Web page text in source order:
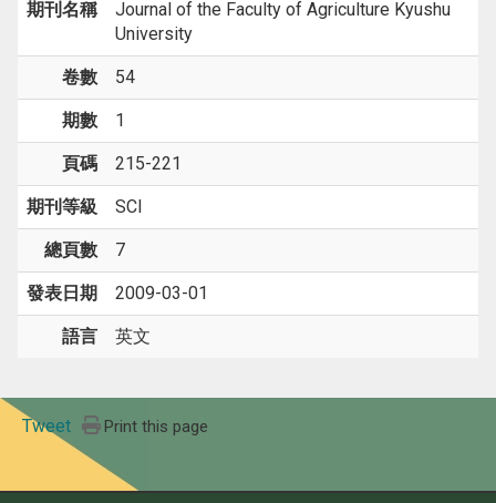
期刊名稱
Journal of the Faculty of Agriculture Kyushu
University
卷數 54
期數 1
頁碼 215-221
期刊等級 SCI
總頁數 7
發表日期 2009-03-01
語言 英文
Tweet Print this page